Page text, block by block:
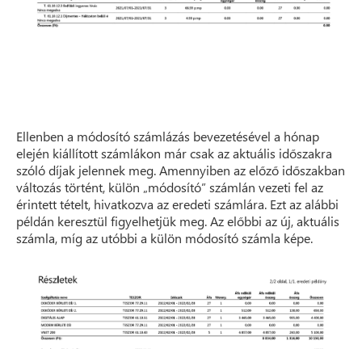
Ellenben a módosító számlázás bevezetésével a hónap
elején kiállított számlákon már csak az aktuális időszakra
szóló díjak jelennek meg. Amennyiben az előző időszakban
változás történt, külön „módosító” számlán vezeti fel az
érintett tételt, hivatkozva az eredeti számlára. Ezt az alábbi
példán keresztül figyelhetjük meg. Az előbbi az új, aktuális
számla, míg az utóbbi a külön módosító számla képe.